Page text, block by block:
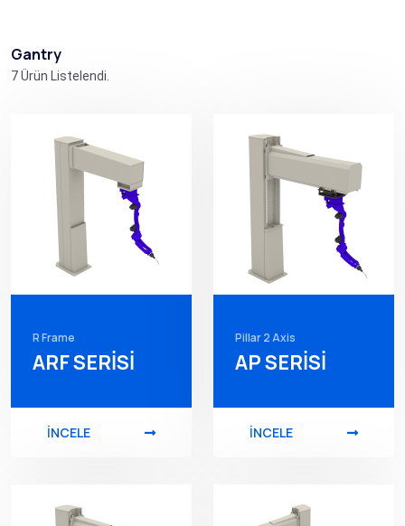
Gantry
7 Ürün Listelendi.
R Frame
ARF SERİSİ
İNCELE
Pillar 2 Axis
AP SERİSİ
İNCELE